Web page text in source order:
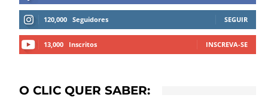
120,000 Seguidores SEGUIR
13,000 Inscritos INSCREVA-SE
O CLIC QUER SABER: